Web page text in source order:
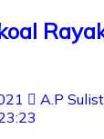
A.P